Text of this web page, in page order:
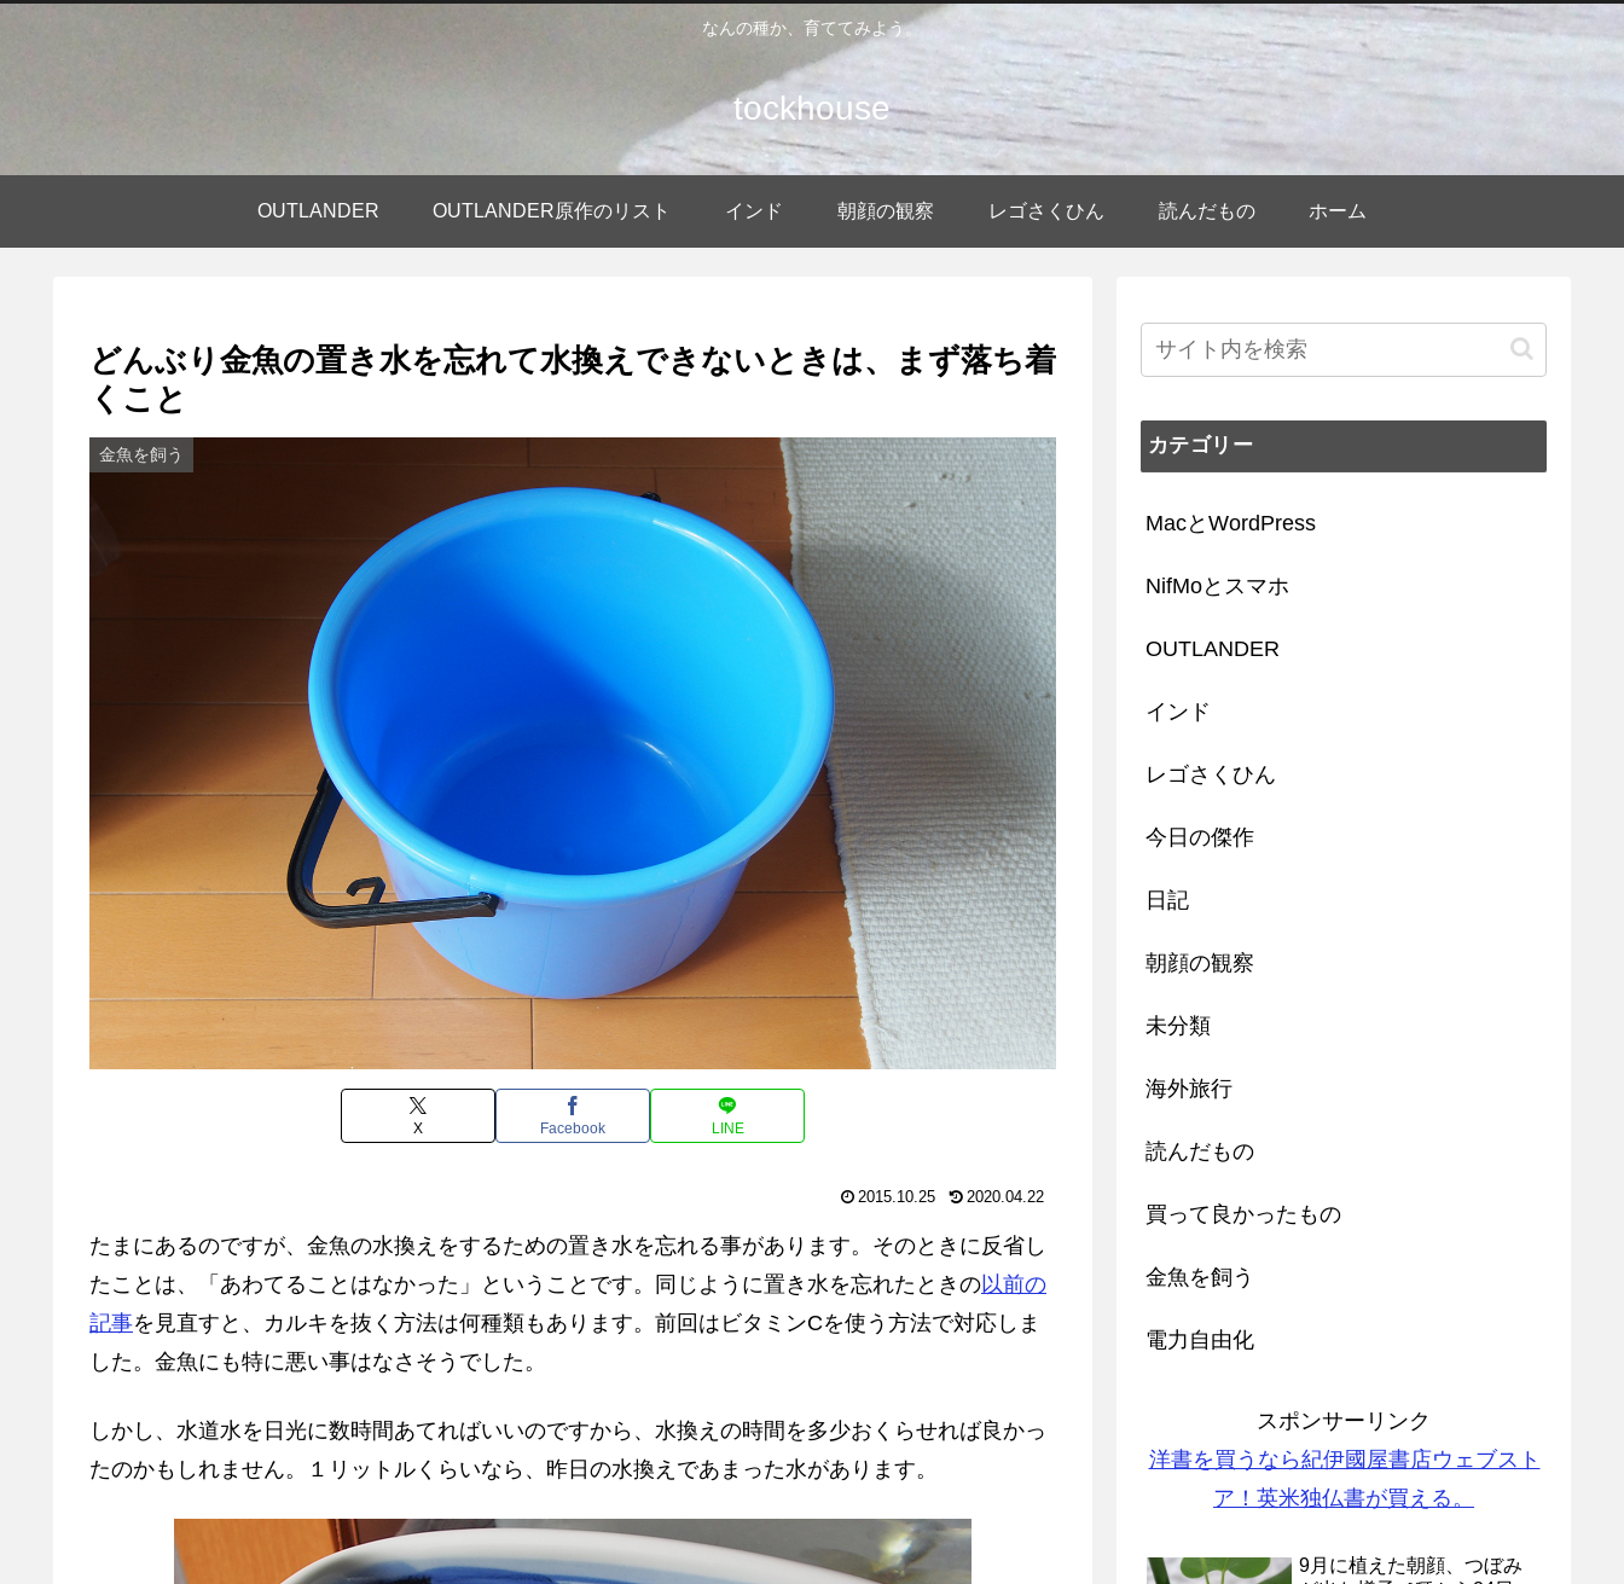
なんの種か、育ててみよう。
tockhouse
OUTLANDER OUTLANDER原作のリスト インド 朝顔の観察 レゴさくひん 読んだもの ホーム
どんぶり金魚の置き水を忘れて水換えできないときは、まず落ち着
くこと
金魚を飼う
X Facebook LINE
2015.10.25 2020.04.22
たまにあるのですが、金魚の水換えをするための置き水を忘れる事があります。そのときに反省し
たことは、「あわてることはなかった」ということです。同じように置き水を忘れたときの以前の
記事を見直すと、カルキを抜く方法は何種類もあります。前回はビタミンCを使う方法で対応しま
した。金魚にも特に悪い事はなさそうでした。
しかし、水道水を日光に数時間あてればいいのですから、水換えの時間を多少おくらせれば良かっ
たのかもしれません。１リットルくらいなら、昨日の水換えであまった水があります。
カテゴリー
MacとWordPress
NifMoとスマホ
OUTLANDER
インド
レゴさくひん
今日の傑作
日記
朝顔の観察
未分類
海外旅行
読んだもの
買って良かったもの
金魚を飼う
電力自由化
スポンサーリンク
洋書を買うなら紀伊國屋書店ウェブスト
ア！英米独仏書が買える。
9月に植えた朝顔、つぼみ